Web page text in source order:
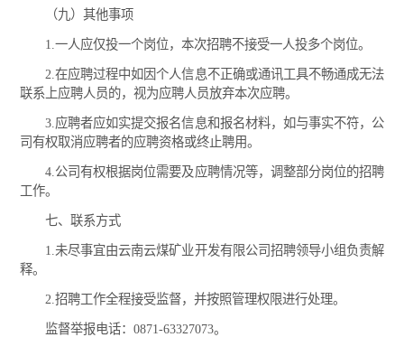
（九）其他事项
1.一人应仅投一个岗位，本次招聘不接受一人投多个岗位。
2.在应聘过程中如因个人信息不正确或通讯工具不畅通成无法
联系上应聘人员的，视为应聘人员放弃本次应聘。
3.应聘者应如实提交报名信息和报名材料，如与事实不符，公
司有权取消应聘者的应聘资格或终止聘用。
4.公司有权根据岗位需要及应聘情况等，调整部分岗位的招聘
工作。
七、联系方式
1.未尽事宜由云南云煤矿业开发有限公司招聘领导小组负责解
释。
2.招聘工作全程接受监督，并按照管理权限进行处理。
监督举报电话：0871-63327073。